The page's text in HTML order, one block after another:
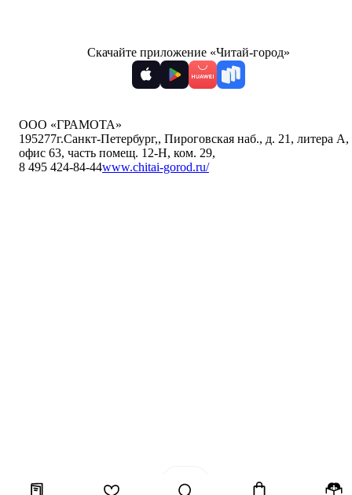
Скачайте приложение «Читай-город»
ООО «ГРАМОТА»
195277г.Санкт-Петербург,, Пироговская наб., д. 21, литера А,
офис 63, часть помещ. 12-Н, ком. 29,
8 495 424-84-44www.chitai-gorod.ru/